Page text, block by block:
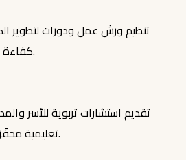
تنظيم ورش عمل ودورات لتطوير
كفاءة العاملين في التعليم المبكر.
تقديم استشارات تربوية للأسر
تعليمية محفّزة على الاستقلالية والإبداع.